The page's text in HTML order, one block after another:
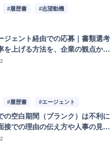
#履歴書 #志望動機
ジェント経由での応募｜書類選考
を上げる方法を、企業の観点から
#履歴書 #エージェント
の空白期間（ブランク）は不利に
接での理由の伝え方や人事の見方
回答例あり】